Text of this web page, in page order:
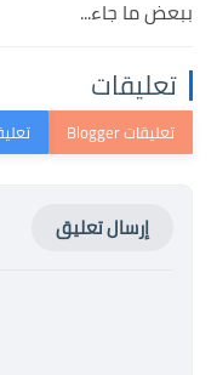
ببعض ما جاء...
تعليقات
إرسال تعليق